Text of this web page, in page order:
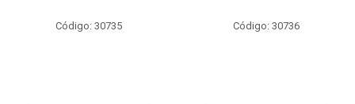
Código: 30735 Código: 30736